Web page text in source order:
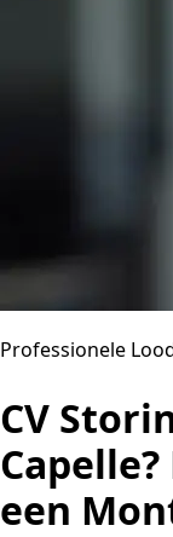
Professionele
CV
een